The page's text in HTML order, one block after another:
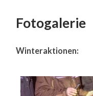
Fotogalerie
Winteraktionen: